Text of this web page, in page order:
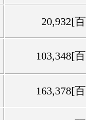
20,932[
103,348[
163,378[